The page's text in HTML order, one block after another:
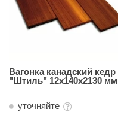
Вагонка канадский кедр
"Штиль" 12х140х2130 мм
уточняйте